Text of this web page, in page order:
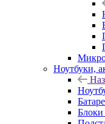
Ноутбуки,
Блоки